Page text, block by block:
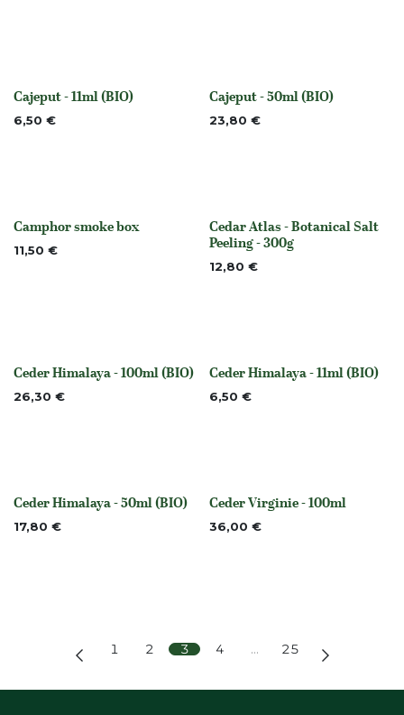
None
Cajeput - 11ml (BIO)
6,50 € None
Cajeput - 50ml (BIO)
23,80 €
None
Camphor smoke box
11,50 € None
Cedar Atlas - Botanical Salt
Peeling - 300g
12,80 €
None
Ceder Himalaya - 100ml (BIO)
26,30 € None
Ceder Himalaya - 11ml (BIO)
6,50 €
None
Ceder Himalaya - 50ml (BIO)
17,80 € None
Ceder Virginie - 100ml
36,00 €
1 2 3 4 … 25